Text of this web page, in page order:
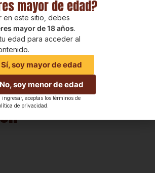
mayor de edad?
en este sitio, debes
mayor de 18 años.
edad para acceder al
Sí, soy mayor de edad
No, soy menor de edad
ingresar, aceptas los términos de
de privacidad.